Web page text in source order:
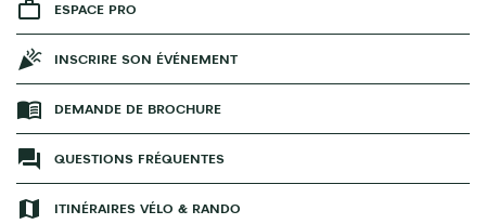
ESPACE PRO
INSCRIRE SON ÉVÉNEMENT
DEMANDE DE BROCHURE
QUESTIONS FRÉQUENTES
ITINÉRAIRES VÉLO & RANDO